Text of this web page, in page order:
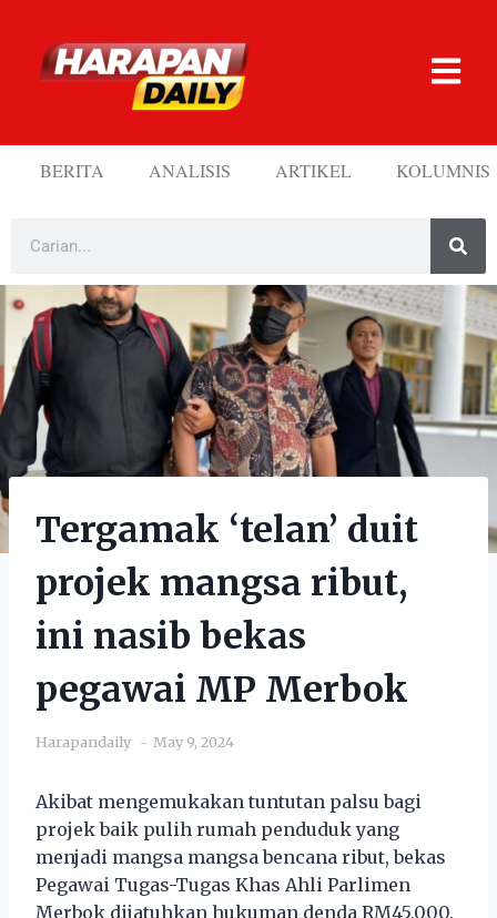
BERITA ANALISIS ARTIKEL KOLUMNIS
Tergamak ‘telan’ duit
projek mangsa ribut,
ini nasib bekas
pegawai MP Merbok
Harapandaily May 9, 2024
Akibat mengemukakan tuntutan palsu bagi
projek baik pulih rumah penduduk yang
menjadi mangsa mangsa bencana ribut, bekas
Pegawai Tugas-Tugas Khas Ahli Parlimen
Merbok dijatuhkan hukuman denda RM45,000.